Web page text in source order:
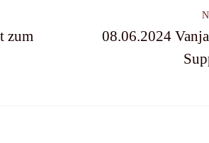
zum
08.06.2024